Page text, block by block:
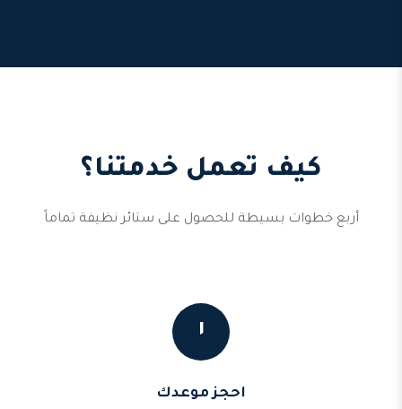
كيف تعمل خدمتنا؟
أربع خطوات بسيطة للحصول على ستائر نظيفة تماماً
١
احجز موعدك